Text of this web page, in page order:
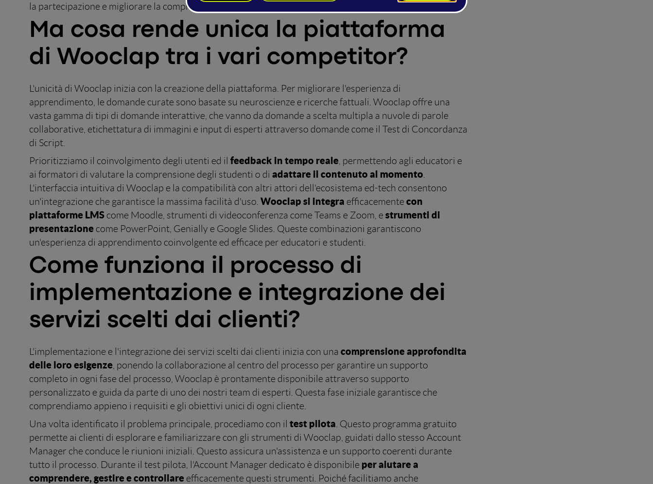
la partecipazione e migliorare la comprensione, con feedback in tempo reale e interfacce intuitive.
Ma cosa rende unica la piattaforma
di Wooclap tra i vari competitor?
L'unicità di Wooclap inizia con la creazione della piattaforma. Per migliorare l'esperienza di
apprendimento, le domande curate sono basate su neuroscienze e ricerche fattuali. Wooclap offre una
vasta gamma di tipi di domande interattive, che vanno da domande a scelta multipla a nuvole di parole
collaborative, etichettatura di immagini e input di esperti attraverso domande come il Test di Concordanza
di Script.
Prioritizziamo il coinvolgimento degli utenti ed il feedback in tempo reale , permettendo agli educatori e
ai formatori di valutare la comprensione degli studenti o di adattare il contenuto al momento
L'interfaccia intuitiva di Wooclap e la compatibilità con altri attori dell'ecosistema ed-tech consentono
un'integrazione che garantisce la massima facilità d'uso. Wooclap si integra efficacementecon
piattaforme LMS come Moodle, strumenti di videoconferenza come Teams e Zoom, estrumenti di
presentazione come PowerPoint, Genially e Google Slides. Queste combinazioni garantiscono
un'esperienza di apprendimento coinvolgente ed efficace per educatori e studenti.
Come funziona il processo di
implementazione e integrazione dei
servizi scelti dai clienti?
L'implementazione e l'integrazione dei servizi scelti dai clienti inizia con una comprensione approfondita
delle loro esigenze , ponendo la collaborazione al centro del processo per garantire un supporto
completo in ogni fase del processo, Wooclap è prontamente disponibile attraverso supporto
personalizzato e guida da parte di uno dei nostri team di esperti. Questa fase iniziale garantisce che
comprendiamo appieno i requisiti e gli obiettivi unici di ogni cliente.
Una volta identificato il problema principale, procediamo con il test pilota . Questo programma gratuito
permette ai clienti di esplorare e familiarizzare con gli strumenti di Wooclap, guidati dallo stesso Account
Manager che conduce le riunioni iniziali. Questo assicura un'assistenza e un supporto coerenti durante
tutto il processo. Durante il test pilota, l'Account Manager dedicato è disponibile per aiutare a
comprendere, gestire e controllare efficacemente questi strumenti. Poiché facilitiamo anche